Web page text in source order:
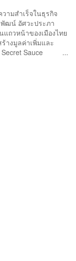
ามสำเร็จในธุรกิจ
ฒน์ อัศวะประภา
ถวหน้าของเมืองไทย
างมูลค่าเพิ่มและ
Secret Sauce ...